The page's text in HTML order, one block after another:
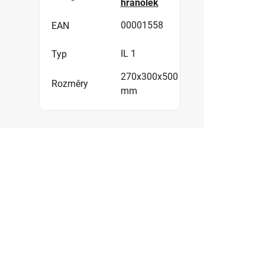
hranolek
EAN 00001558
Typ IL 1
Rozměry
270x300x500
mm